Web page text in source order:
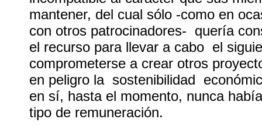
mantener, del cual sólo -como en
con otros patrocinadores- quería
el recurso para llevar a cabo el
comprometerse a crear otros
en peligro la sostenibilidad
en sí, hasta el momento, nunca
tipo de remuneración.